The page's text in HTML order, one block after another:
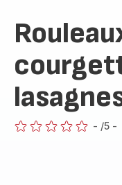
- /5 -